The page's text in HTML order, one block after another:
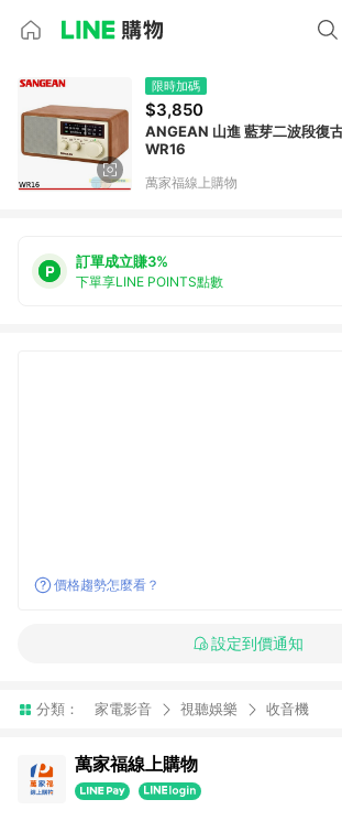
限時加碼
$3,850
ANGEAN 山進 藍芽二波段復
WR16
萬家福線上購物
訂單成立賺3%
下單享LINE POINTS點數
價格趨勢怎麼看？
設定到價通知
分類： 家電影音 視聽娛樂 收音機
萬家福線上購物